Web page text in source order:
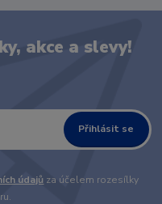
akce a slevy!
Přihlásit se
údajů za účelem rozesílky